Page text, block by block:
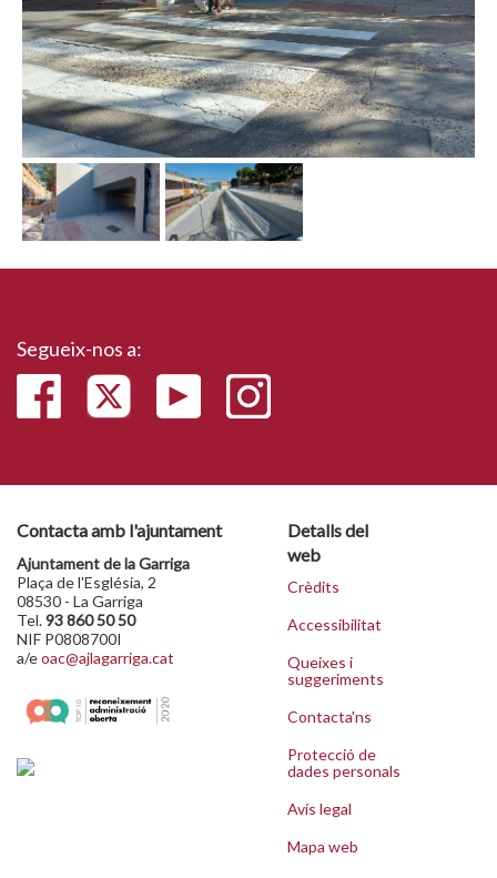
Segueix-nos a:
Contacta amb l'ajuntament
Ajuntament de la Garriga
Plaça de l'Església, 2
08530 - La Garriga
Tel.93 860 50 50
NIF P0808700I
a/eoac@ajlagarriga.cat
Detalls del
web
Crèdits
Accessibilitat
Queixes i
suggeriments
Contacta'ns
Protecció de
dades personals
Avís legal
Mapa web